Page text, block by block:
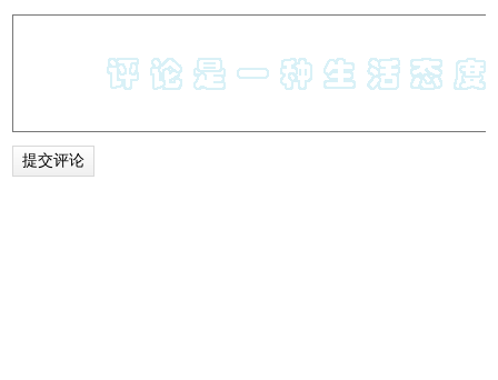
BuiltWith Technology Profiler更新日志
版本2.6
修复修复高级选项卡的安全策略错误。 2.5 版支持显示网站